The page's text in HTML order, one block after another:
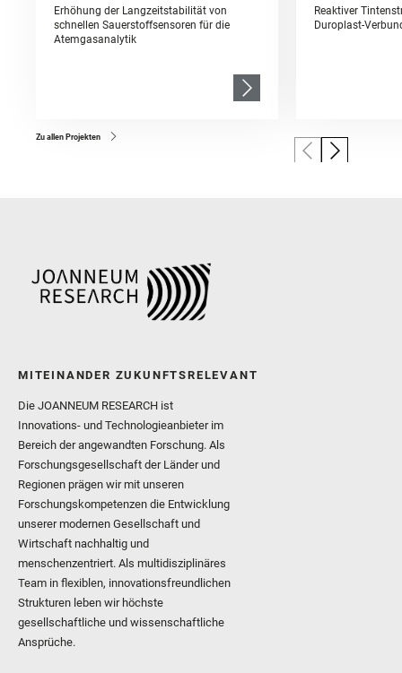
Erhöhung der Langzeitstabilität von
schnellen Sauerstoffsensoren für die
Atemgasanalytik
Reaktiver
Duroplast-
Zu allen Projekten
MITEINANDER ZUKUNFTSRELEVANT
Die JOANNEUM RESEARCH ist
Innovations- und Technologieanbieter im
Bereich der angewandten Forschung. Als
Forschungsgesellschaft der Länder und
Regionen prägen wir mit unseren
Forschungskompetenzen die Entwicklung
unserer modernen Gesellschaft und
Wirtschaft nachhaltig und
menschenzentriert. Als multidisziplinäres
Team in flexiblen, innovationsfreundlichen
Strukturen leben wir höchste
gesellschaftliche und wissenschaftliche
Ansprüche.